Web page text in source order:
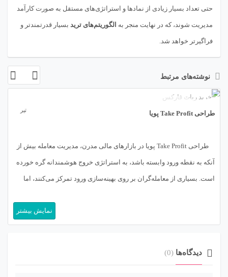
حتی تعداد بسیار زیادی از نمادها و استراتژی‌های مستقل به صورت کارآمد
مدیریت شوند، که در نهایت منجر به الگوریتم‌های ترید بسیار قدرتمندتر و
فراگیرتر خواهد شد.
نوشته‌های مرتبط
طراحی Take Profit پویا
طراحی Take Profit پویا در بازارهای مالی مدرن، مدیریت معامله بیش از
آنکه به نقطه ورود وابسته باشد، به استراتژی خروج هوشمندانه گره خورده
است. بسیاری از معامله‌گران بر روی بهینه‌سازی ورود تمرکز می‌کنند، اما
تیر
نمایش بیشتر
دیدگاه‌ها (0)